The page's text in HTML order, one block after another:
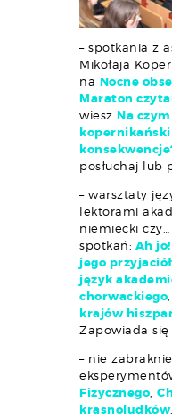
– spotkania z
Mikołaja
na Nocne
Maraton
wiesz Na
kopernikański
posłuchaj lub
– warsztaty
lektorami
niemiecki
spotkań: Ah
jego przyjaciół
język
chorwackiego
krajów
Zapowiada
– nie
Fizycznego
krasnoludków,